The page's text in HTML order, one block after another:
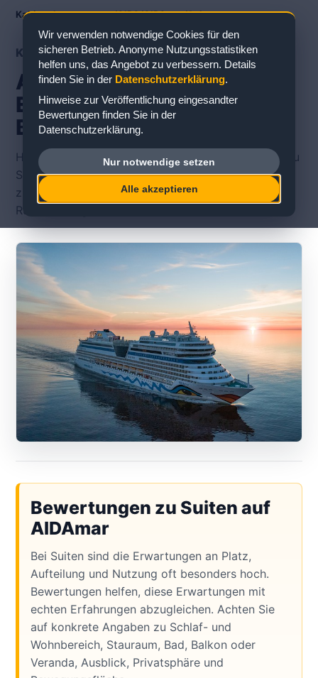
Kabinenbewertungen/AIDA/AIDAmar/Suite
KABINENTYP
AIDAmar Suite:
Erfahrungen und
Bewertungen
Hier finden Sie veröffentlichte Erfahrungsberichte zu
Suiten auf der AIDAmar. Die einzelnen Karten führen
zu konkreten Kabinennummern und vollständigen
Rückmeldungen.
Bewertungen zu Suiten auf
AIDAmar
Bei Suiten sind die Erwartungen an Platz,
Aufteilung und Nutzung oft besonders hoch.
Bewertungen helfen, diese Erwartungen mit
echten Erfahrungen abzugleichen. Achten Sie
auf konkrete Angaben zu Schlaf- und
Wohnbereich, Stauraum, Bad, Balkon oder
Veranda, Ausblick, Privatsphäre und
Wir verwenden notwendige Cookies für den
sicheren Betrieb. Anonyme Nutzungsstatistiken
helfen uns, das Angebot zu verbessern. Details
finden Sie in der Datenschutzerklärung.
Hinweise zur Veröffentlichung eingesandter
Bewertungen finden Sie in der
Datenschutzerklärung.
Nur notwendige setzen
Alle akzeptieren